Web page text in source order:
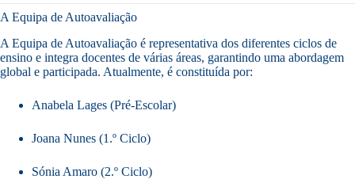
A Equipa de Autoavaliação
A Equipa de Autoavaliação é representativa dos diferentes ciclos de
ensino e integra docentes de várias áreas, garantindo uma abordagem
global e participada. Atualmente, é constituída por:
Anabela Lages (Pré-Escolar)
Joana Nunes (1.º Ciclo)
Sónia Amaro (2.º Ciclo)